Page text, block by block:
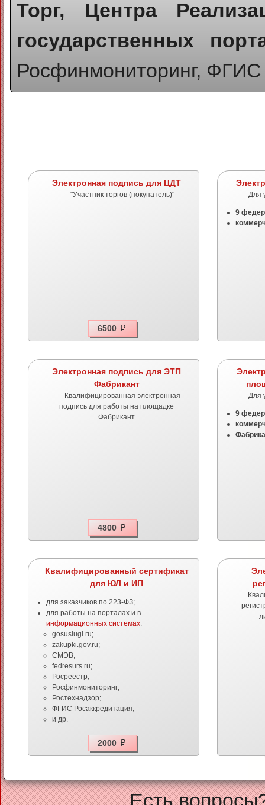
Торг, Центра
государственных
Росфинмониторинг,
Электронная подпись для ЦДТ
"Участник торгов (покупатель)"
6500
Для
9
Электронная подпись для ЭТП
Фабрикант
Квалифицированная электронная
подпись для работы на площадке
Фабрикант
4800
Для
9
Квалифицированный сертификат
для ЮЛ и ИП
для заказчиков по 223-ФЗ;
для работы на порталах и в
информационных системах:
gosuslugi.ru;
zakupki.gov.ru;
СМЭВ;
fedresurs.ru;
Росреестр;
Росфинмониторинг;
Ростехнадзор;
ФГИС Росаккредитация;
и др.
2000
Есть